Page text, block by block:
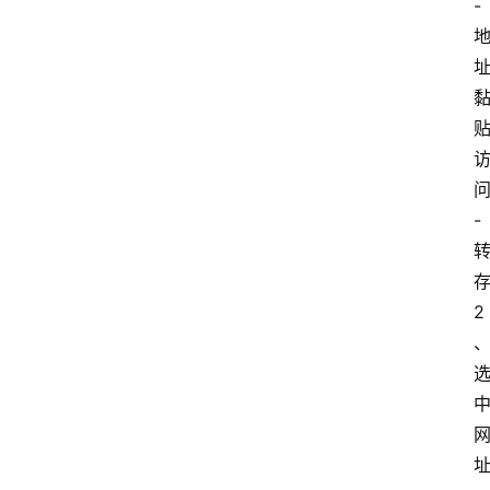
-
地
址
黏
贴
访
问
-
转
存
2
、
选
中
网
址